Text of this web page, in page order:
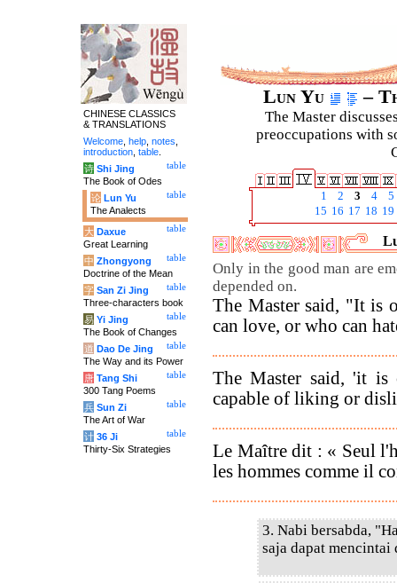
Lun Yu –
The Master
preoccupations with
1 2 3 4
5
15 16 17 18 19
Only in the good man are
depended on.
The Master said, "It is
can love, or who can
The Master said, 'it is
capable of liking or
Le Maître dit : « Seul
les hommes comme il
3. Nabi bersabda,
saja dapat mencintai
CHINESE CLASSICS
& TRANSLATIONS
Welcome help notes
introduction table
table
诗 Shi Jing
The Book of Odes
table
论 Lun Yu
The Analects
table
大 Daxue
Great Learning
table
中 Zhongyong
Doctrine of the Mean
table
字 San Zi Jing
Three-characters book
table
易 Yi Jing
The Book of Changes
table
道 Dao De Jing
The Way and its Power
table
唐 Tang Shi
300 Tang Poems
table
兵 Sun Zi
The Art of War
table
计 36 Ji
Thirty-Six Strategies